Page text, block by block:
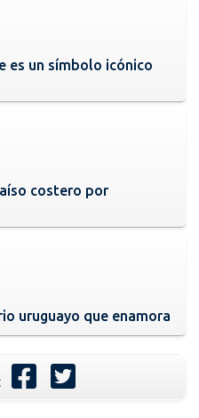
es un símbolo icónico
costero por
uruguayo que enamora